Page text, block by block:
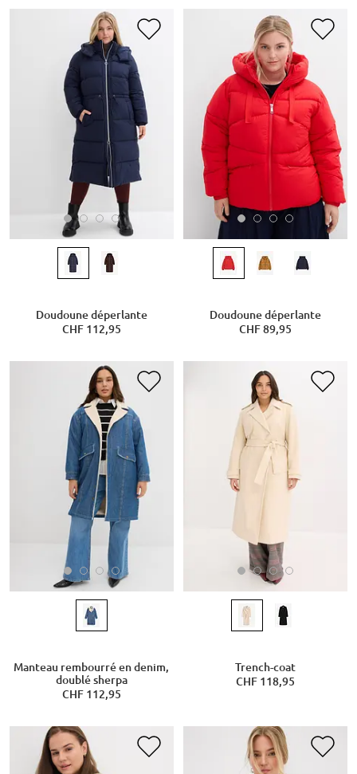
Doudoune déperlante
CHF 112,95
Doudoune déperlante
CHF 89,95
Manteau rembourré en denim,
doublé sherpa
CHF 112,95
Trench-coat
CHF 118,95